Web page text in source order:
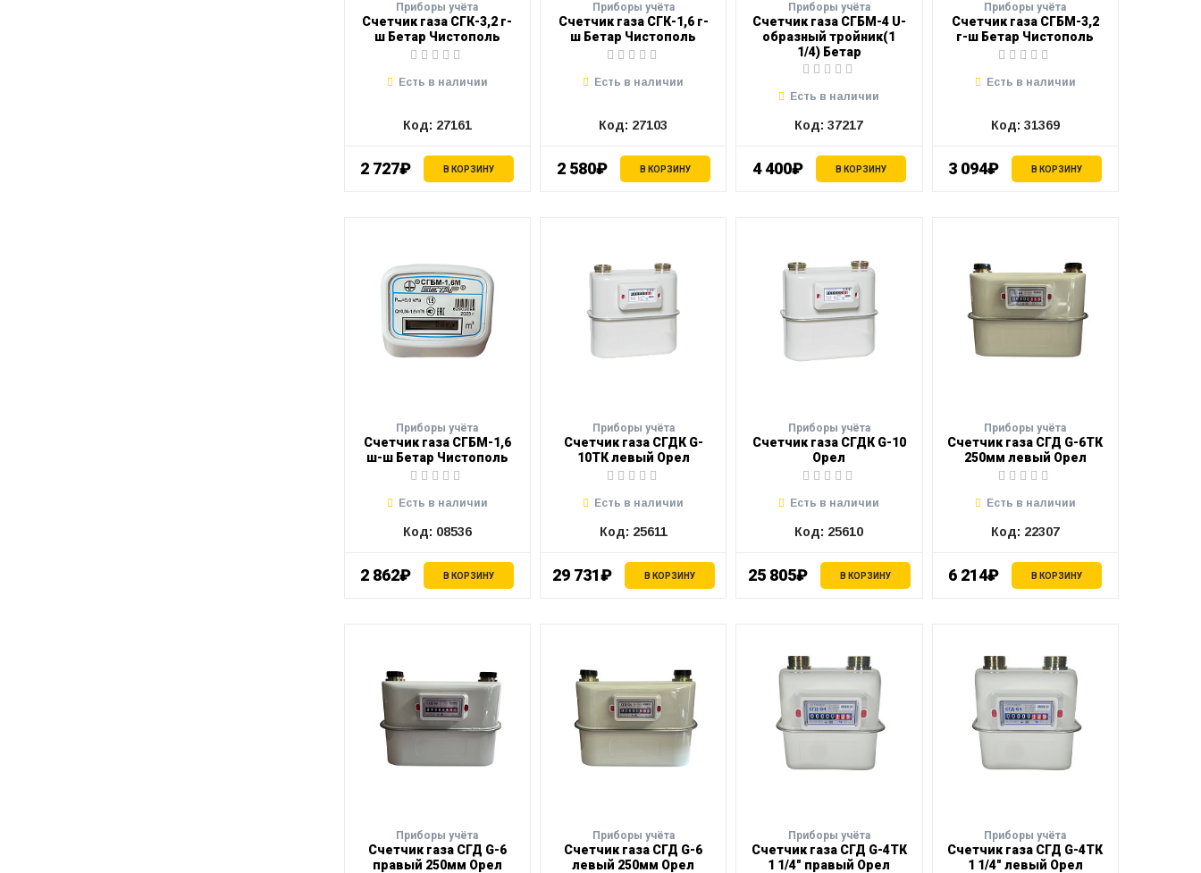
Приборы учёта
Счетчик газа СГК-3,2 г-
ш Бетар Чистополь
2 727₽ В КОРЗИНУ
Есть в наличии
Код: 27161
Приборы учёта
Счетчик газа СГК-1,6 г-
ш Бетар Чистополь
2 580₽ В КОРЗИНУ
Есть в наличии
Код: 27103
Приборы учёта
Счетчик газа СГБМ-4 U-
образный тройник(1
1/4) Бетар
4 400₽ В КОРЗИНУ
Есть в наличии
Код: 37217
Приборы учёта
Счетчик газа СГБМ-3,2
г-ш Бетар Чистополь
3 094₽ В КОРЗИНУ
Есть в наличии
Код: 31369
Приборы учёта
Счетчик газа СГБМ-1,6
ш-ш Бетар Чистополь
2 862₽ В КОРЗИНУ
Есть в наличии
Код: 08536
Приборы учёта
Счетчик газа СГДК G-
10ТК левый Орел
29 731₽ В КОРЗИНУ
Есть в наличии
Код: 25611
Приборы учёта
Счетчик газа СГДК G-10
Орел
25 805₽ В КОРЗИНУ
Есть в наличии
Код: 25610
Приборы учёта
Счетчик газа СГД G-6ТК
250мм левый Орел
6 214₽ В КОРЗИНУ
Есть в наличии
Код: 22307
Приборы учёта
Счетчик газа СГД G-6
правый 250мм Орел
Приборы учёта
Счетчик газа СГД G-6
левый 250мм Орел
Приборы учёта
Счетчик газа СГД G-4ТК
1 1/4" правый Орел
Приборы учёта
Счетчик газа СГД G-4ТК
1 1/4" левый Орел